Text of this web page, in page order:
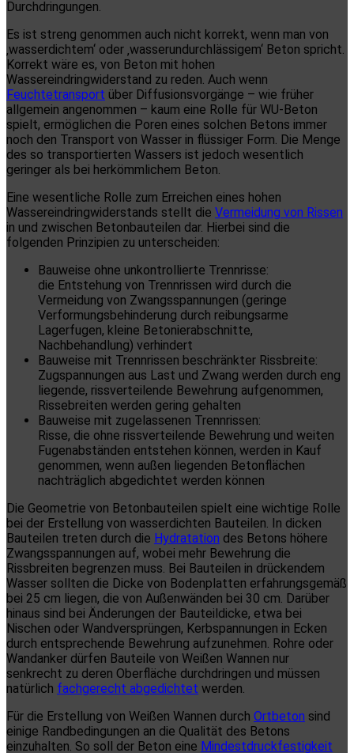
Durchdringungen.
Es ist streng genommen auch nicht korrekt, wenn man von
‚wasserdichtem‘ oder ‚wasserundurchlässigem‘ Beton spricht.
Korrekt wäre es, von Beton mit hohen
Wassereindringwiderstand zu reden. Auch wenn
Feuchtetransport über Diffusionsvorgänge – wie früher
allgemein angenommen – kaum eine Rolle für WU-Beton
spielt, ermöglichen die Poren eines solchen Betons immer
noch den Transport von Wasser in flüssiger Form. Die Menge
des so transportierten Wassers ist jedoch wesentlich
geringer als bei herkömmlichem Beton.
Eine wesentliche Rolle zum Erreichen eines hohen
Wassereindringwiderstands stellt die Vermeidung von Rissen
in und zwischen Betonbauteilen dar. Hierbei sind die
folgenden Prinzipien zu unterscheiden:
Bauweise ohne unkontrollierte Trennrisse:
die Entstehung von Trennrissen wird durch die
Vermeidung von Zwangsspannungen (geringe
Verformungsbehinderung durch reibungsarme
Lagerfugen, kleine Betonierabschnitte,
Nachbehandlung) verhindert
Bauweise mit Trennrissen beschränkter Rissbreite:
Zugspannungen aus Last und Zwang werden durch eng
liegende, rissverteilende Bewehrung aufgenommen,
Rissebreiten werden gering gehalten
Bauweise mit zugelassenen Trennrissen:
Risse, die ohne rissverteilende Bewehrung und weiten
Fugenabständen entstehen können, werden in Kauf
genommen, wenn außen liegenden Betonflächen
nachträglich abgedichtet werden können
Die Geometrie von Betonbauteilen spielt eine wichtige Rolle
bei der Erstellung von wasserdichten Bauteilen. In dicken
Bauteilen treten durch die Hydratation des Betons höhere
Zwangsspannungen auf, wobei mehr Bewehrung die
Rissbreiten begrenzen muss. Bei Bauteilen in drückendem
Wasser sollten die Dicke von Bodenplatten erfahrungsgemäß
bei 25 cm liegen, die von Außenwänden bei 30 cm. Darüber
hinaus sind bei Änderungen der Bauteildicke, etwa bei
Nischen oder Wandversprüngen, Kerbspannungen in Ecken
durch entsprechende Bewehrung aufzunehmen. Rohre oder
Wandanker dürfen Bauteile von Weißen Wannen nur
senkrecht zu deren Oberfläche durchdringen und müssen
natürlich fachgerecht abgedichtet werden.
Für die Erstellung von Weißen Wannen durch Ortbeton sind
einige Randbedingungen an die Qualität des Betons
einzuhalten. So soll der Beton eine Mindestdruckfestigkeit